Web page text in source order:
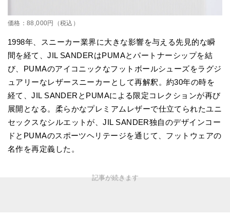
価格：88,000円（税込）
1998年、スニーカー業界に大きな影響を与える先見的な瞬
間を経て、JIL SANDERはPUMAとパートナーシップを結
び、PUMAのアイコニックなフットボールシューズをラグジ
ュアリーなレザースニーカーとして再解釈。約30年の時を
経て、JIL SANDERとPUMAによる限定コレクションが再び
展開となる。柔らかなプレミアムレザーで仕立てられたユニ
セックスなシルエットが、JIL SANDER独自のデザインコー
ドとPUMAのスポーツヘリテージを通じて、フットウェアの
名作を再定義した。